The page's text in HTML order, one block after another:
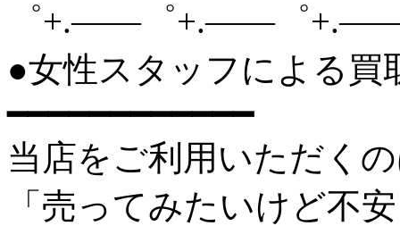
゜+.——゜+.——゜
●女性スタッフによる買
━━━━━━━━━━━━
当店をご利用いただく
「売ってみたいけど不